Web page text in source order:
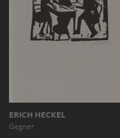
ERICH HECKEL
Gegner